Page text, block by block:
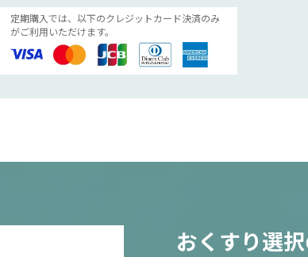
定期購入では、以下のクレジットカード決済のみ
がご利用いただけます。
おくすり選